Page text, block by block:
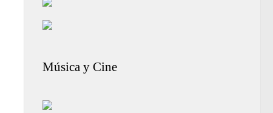
Música y Cine